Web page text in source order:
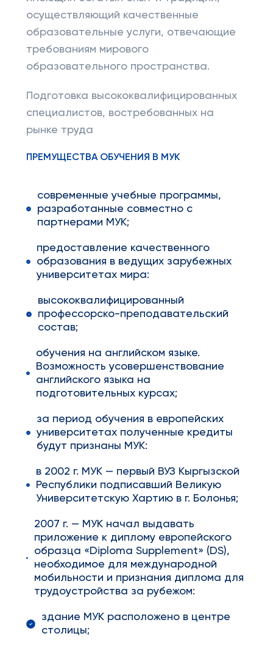
осуществляющий качественные
образовательные услуги, отвечающие
требованиям мирового
образовательного пространства.
Подготовка высококвалифицированных
специалистов, востребованных на
рынке труда
ПРЕМУЩЕСТВА ОБУЧЕНИЯ В МУК
современные учебные программы,
разработанные совместно с
партнерами МУК;
предоставление качественного
образования в ведущих зарубежных
университетах мира:
высококвалифицированный
профессорско-преподавательский
состав;
обучения на английском языке.
Возможность усовершенствование
английского языка на
подготовительных курсах;
за период обучения в европейских
университетах полученные кредиты
будут признаны МУК:
в 2002 г. МУК — первый ВУЗ Кыргызской
Республики подписавший Великую
Университетскую Хартию в г. Болонья;
2007 г. — МУК начал выдавать
приложение к диплому европейского
образца «Diploma Supplement» (DS),
необходимое для международной
мобильности и признания диплома для
трудоустройства за рубежом:
здание МУК расположено в центре
столицы;